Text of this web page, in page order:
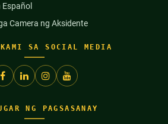
Español
Camera ng Aksidente
SA SOCIAL MEDIA
NG PAGSASANAY